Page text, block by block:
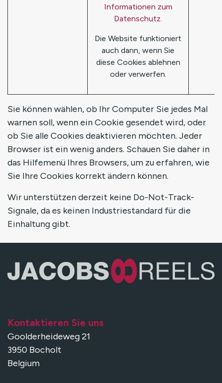
Informationen zum
Datenschutz.
Die Website funktioniert
auch dann, wenn Sie
diese Cookies ablehnen
oder verwerfen.
Sie können wählen, ob Ihr Computer Sie jedes Mal
warnen soll, wenn ein Cookie gesendet wird, oder
ob Sie alle Cookies deaktivieren möchten. Jeder
Browser ist ein wenig anders. Schauen Sie daher in
das Hilfemenü Ihres Browsers, um zu erfahren, wie
Sie Ihre Cookies korrekt ändern können.
Wir unterstützen derzeit keine Do-Not-Track-
Signale, da es keinen Industriestandard für die
Einhaltung gibt.
Kontaktieren Sie uns
Goolderheideweg 21
3950 Bocholt
Belgium